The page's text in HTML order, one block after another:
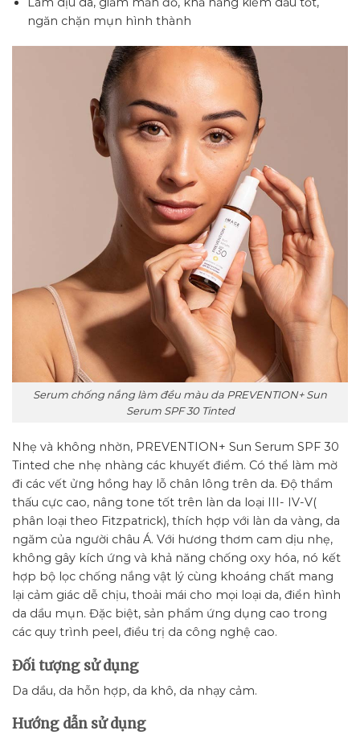
ngăn chặn mụn hình thành
Serum chống nắng làm đều màu da PREVENTION+ Sun
Serum SPF 30 Tinted
Nhẹ và không nhờn, PREVENTION+ Sun Serum SPF 30
Tinted che nhẹ nhàng các khuyết điểm. Có thể làm mờ
đi các vết ửng hồng hay lỗ chân lông trên da. Độ thẩm
thấu cực cao, nâng tone tốt trên làn da loại III- IV-V(
phân loại theo Fitzpatrick), thích hợp với làn da vàng, da
ngăm của người châu Á. Với hương thơm cam dịu nhẹ,
không gây kích ứng và khả năng chống oxy hóa, nó kết
hợp bộ lọc chống nắng vật lý cùng khoáng chất mang
lại cảm giác dễ chịu, thoải mái cho mọi loại da, điển hình
da dầu mụn. Đặc biệt, sản phẩm ứng dụng cao trong
các quy trình peel, điều trị da công nghệ cao.
Đối tượng sử dụng
Da dầu, da hỗn hợp, da khô, da nhạy cảm.
Hướng dẫn sử dụng